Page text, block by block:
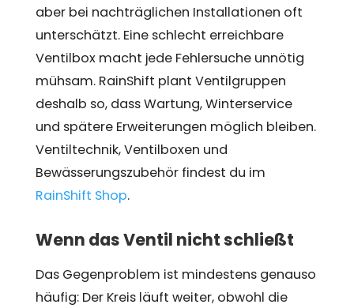
aber bei nachträglichen Installationen oft
unterschätzt. Eine schlecht erreichbare
Ventilbox macht jede Fehlersuche unnötig
mühsam. RainShift plant Ventilgruppen
deshalb so, dass Wartung, Winterservice
und spätere Erweiterungen möglich bleiben.
Ventiltechnik, Ventilboxen und
Bewässerungszubehör findest du im
RainShift Shop.
Wenn das Ventil nicht schließt
Das Gegenproblem ist mindestens genauso
häufig: Der Kreis läuft weiter, obwohl die